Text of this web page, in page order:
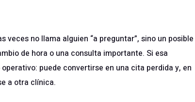
no llama alguien “a preguntar”, sino un posible
de hora o una consulta importante. Si esa
puede convertirse en una cita perdida y, en
a otra clínica.